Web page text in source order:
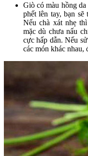
Giò có màu hồng
phết lên tay, bạn
Nếu chà xát nhẹ
mặc dù chưa nấu
cực hấp dẫn. Nếu
các món khác nhau,